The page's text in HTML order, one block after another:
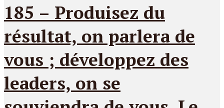
185 – Produisez du
résultat, on parlera de
vous ; développez des
leaders, on se